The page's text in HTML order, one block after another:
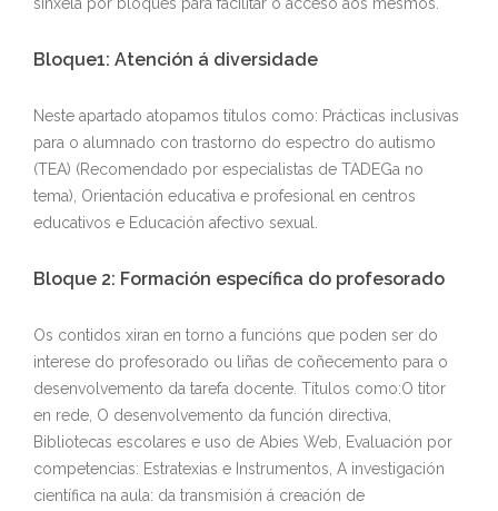
Bloque1: Atención á diversidade
Neste apartado atopamos títulos como: Prácticas inclusivas
para o alumnado con trastorno do espectro do autismo
(TEA) (Recomendado por especialistas de TADEGa no
tema), Orientación educativa e profesional en centros
educativos e Educación afectivo sexual.
Bloque 2: Formación específica do profesorado
Os contidos xiran en torno a funcións que poden ser do
interese do profesorado ou liñas de coñecemento para o
desenvolvemento da tarefa docente. Títulos como:O titor
en rede, O desenvolvemento da función directiva,
Bibliotecas escolares e uso de Abies Web, Evaluación por
competencias: Estratexias e Instrumentos, A investigación
científica na aula: da transmisión á creación de